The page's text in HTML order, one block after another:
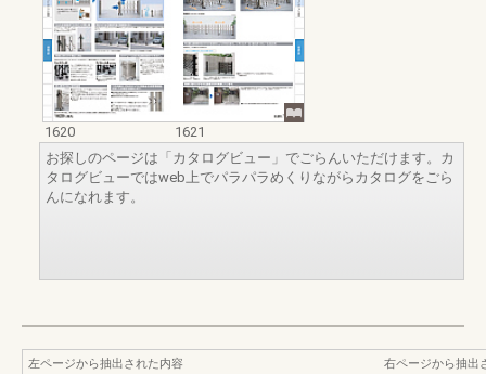
1620
1621
お探しのページは「カタログビュー」でごらんいただけます。カ
タログビューではweb上でパラパラめくりながらカタログをごら
んになれます。
左ページから抽出された内容
右ページから抽出